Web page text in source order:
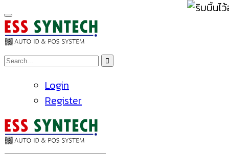
Login
Register